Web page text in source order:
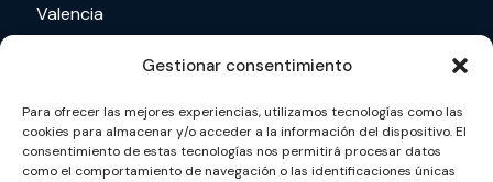
Gestionar consentimiento
Para ofrecer las mejores experiencias, utilizamos tecnologías como las
cookies para almacenar y/o acceder a la información del dispositivo. El
consentimiento de estas tecnologías nos permitirá procesar datos
como el comportamiento de navegación o las identificaciones únicas
Valencia
963 65 77 77
info@qualitas-osi.com
Política de privacidad